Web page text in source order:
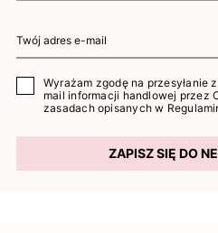
Wyrażam zgodę na przesyłanie
mail informacji handlowej przez
zasadach opisanych w
ZAPISZ SIĘ DO